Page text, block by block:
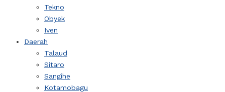
Tekno
Obyek
Iven
Daerah
Talaud
Sitaro
Sangihe
Kotamobagu